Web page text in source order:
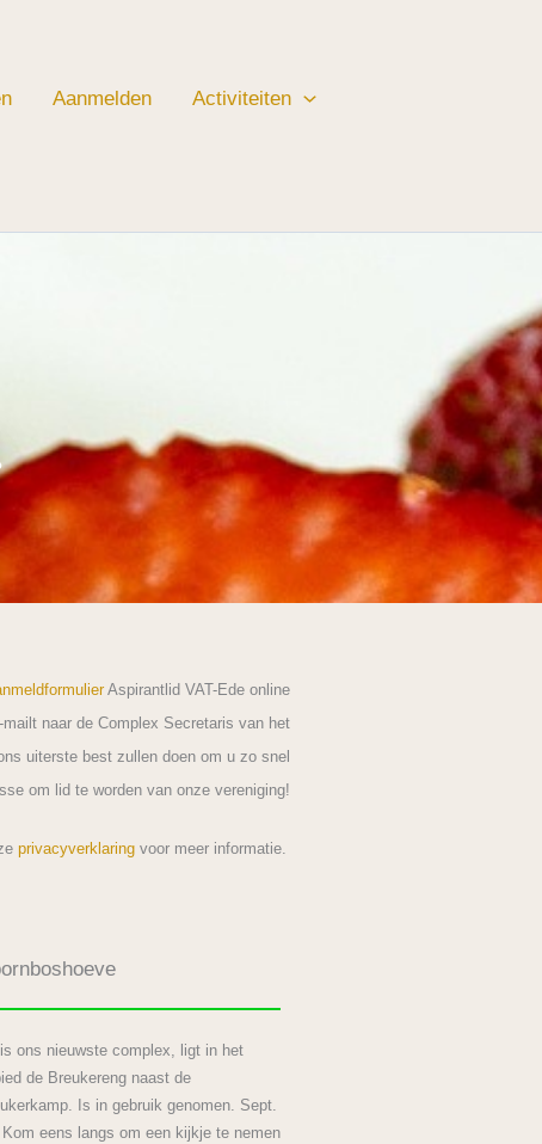
Aanmelden
Activiteiten
Aspirantlid VAT-Ede online
naar de Complex Secretaris van het
uiterste best zullen doen om u zo snel
om lid te worden van onze vereniging!
privacyverklaringvoor meer informatie.
ons nieuwste complex, ligt in het
de Breukereng naast de
Is in gebruik genomen. Sept.
eens langs om een kijkje te nemen